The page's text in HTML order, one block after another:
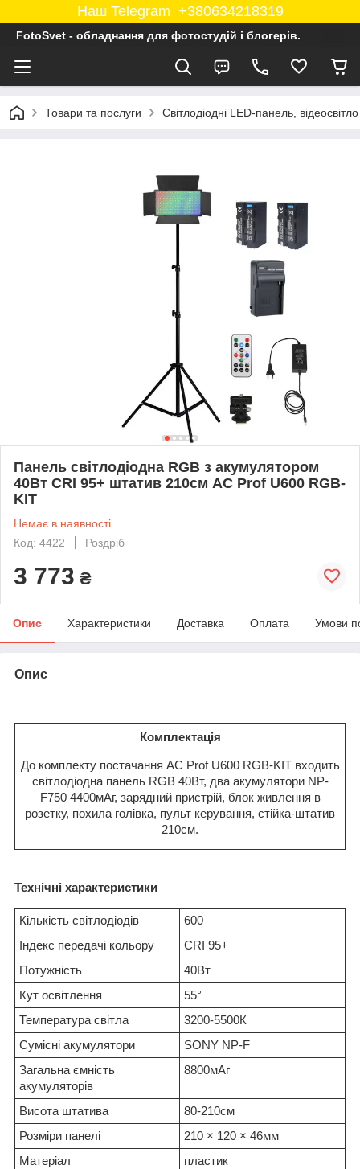
Наш Telegram +380634218319
FotoSvet - обладнання для фотостудій і блогерів.
Товари та послуги Світлодіодні LED-панель, відеосвітло
Панель світлодіодна RGB з акумулятором
40Вт CRI 95+ штатив 210см AC Prof U600 RGB-
KIT
Немає в наявності
Код: 4422
Роздріб
3 773 ₴
Опис Характеристики Доставка Оплата Умови
Опис
Комплектація
До комплекту постачання AC Prof U600 RGB-KIT входить
світлодіодна панель RGB 40Вт, два акумулятори NP-
F750 4400мАг, зарядний пристрій, блок живлення в
розетку, похила голівка, пульт керування, стійка-штатив
210см.
Технічні характеристики
Кількість світлодіодів
600
Індекс передачі кольору
CRI 95+
Потужність
40Вт
Кут освітлення
55°
Температура світла
3200-5500К
Сумісні акумулятори
SONY NP-F
Загальна ємність
акумуляторів
8800мАг
Висота штатива
80-210см
Розміри панелі
210 × 120 × 46мм
Матеріал
пластик